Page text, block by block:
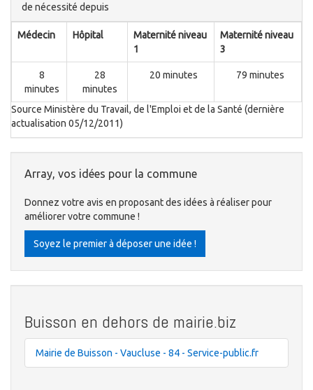
de nécessité depuis
Médecin Hôpital
Maternité niveau
1
Maternité niveau
3
8
minutes
28
minutes
20 minutes 79 minutes
Source Ministère du Travail, de l'Emploi et de la Santé (dernière
actualisation 05/12/2011)
Array, vos idées pour la commune
Donnez votre avis en proposant des idées à réaliser pour
améliorer votre commune !
Soyez le premier à déposer une idée !
Buisson en dehors de mairie.biz
Mairie de Buisson - Vaucluse - 84 - Service-public.fr